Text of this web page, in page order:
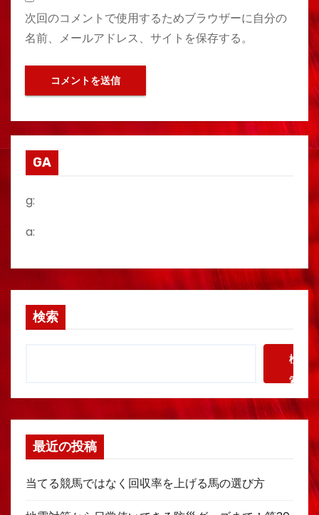
次回のコメントで使用するためブラウザーに自分の
名前、メールアドレス、サイトを保存する。
GA
g:
a:
検索
検
索
最近の投稿
当てる競馬ではなく回収率を上げる馬の選び方